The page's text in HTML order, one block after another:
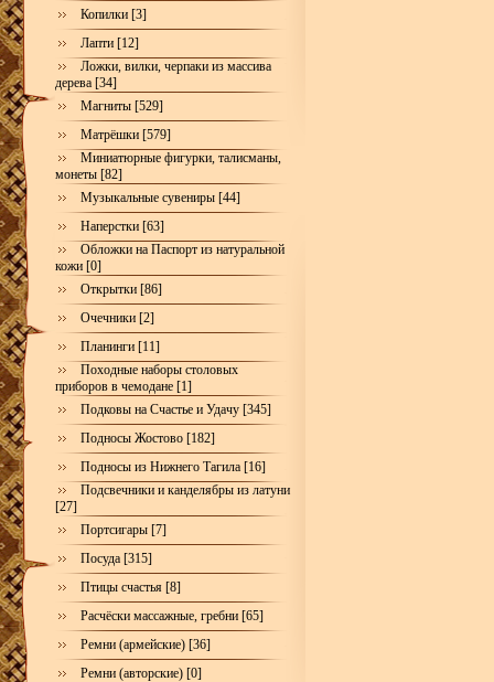
Копилки [3]
Лапти [12]
Ложки, вилки, черпаки из массива
дерева [34]
Магниты [529]
Матрёшки [579]
Миниатюрные фигурки, талисманы,
монеты [82]
Музыкальные сувениры [44]
Наперстки [63]
Обложки на Паспорт из натуральной
кожи [0]
Открытки [86]
Очечники [2]
Планинги [11]
Походные наборы столовых
приборов в чемодане [1]
Подковы на Счастье и Удачу [345]
Подносы Жостово [182]
Подносы из Нижнего Тагила [16]
Подсвечники и канделябры из латуни
[27]
Портсигары [7]
Посуда [315]
Птицы счастья [8]
Расчёски массажные, гребни [65]
Ремни (армейские) [36]
Ремни (авторские) [0]